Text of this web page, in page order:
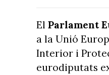
El Parlament
a la Unió
Interior i
eurodiputats